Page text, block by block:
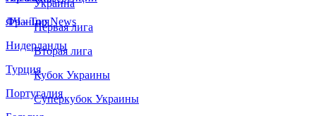
Франция
Нидерланды
Турция
Португалия
ЛЧ - Top News
Украина
Первая лига
Вторая лига
Кубок Украины
Суперкубок Украины